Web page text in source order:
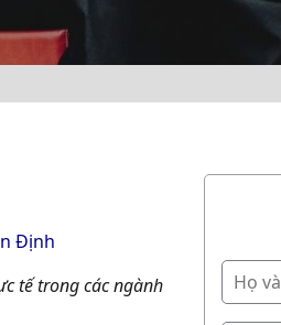
Định
tế trong các ngành